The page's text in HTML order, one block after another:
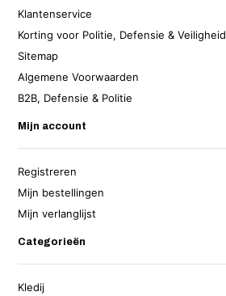
Klantenservice
Korting voor Politie, Defensie & Veiligheid
Sitemap
Algemene Voorwaarden
B2B, Defensie & Politie
Mijn account
Registreren
Mijn bestellingen
Mijn verlanglijst
Categorieën
Kledij